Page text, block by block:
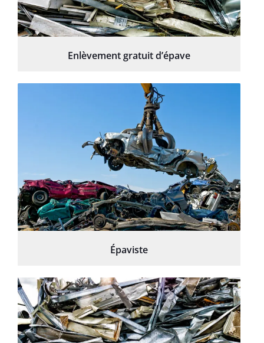
Enlèvement gratuit d’épave
Épaviste